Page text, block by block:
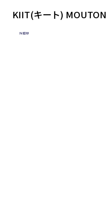
KIIT(キート)